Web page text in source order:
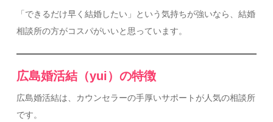
「できるだけ早く結婚したい」という気持ちが強いなら、結婚
相談所の方がコスパがいいと思っています。
広島婚活結（yui）の特徴
広島婚活結は、カウンセラーの手厚いサポートが人気の相談所
です。